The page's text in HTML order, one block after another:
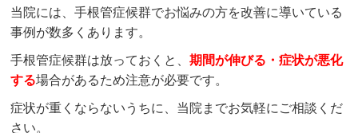
当院には、手根管症候群でお悩みの方を改善に導いている
事例が数多くあります。
手根管症候群は放っておくと、期間が伸びる・症状が悪化
する場合があるため注意が必要です。
症状が重くならないうちに、当院までお気軽にご相談くだ
さい。